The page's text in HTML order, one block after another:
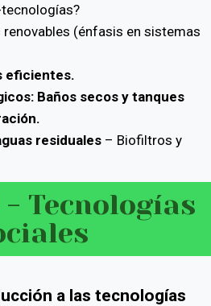
(énfasis en sistemas
eficientes.
Baños secos y tanques
residuales– Biofiltros y
Tecnologías
a las tecnologías